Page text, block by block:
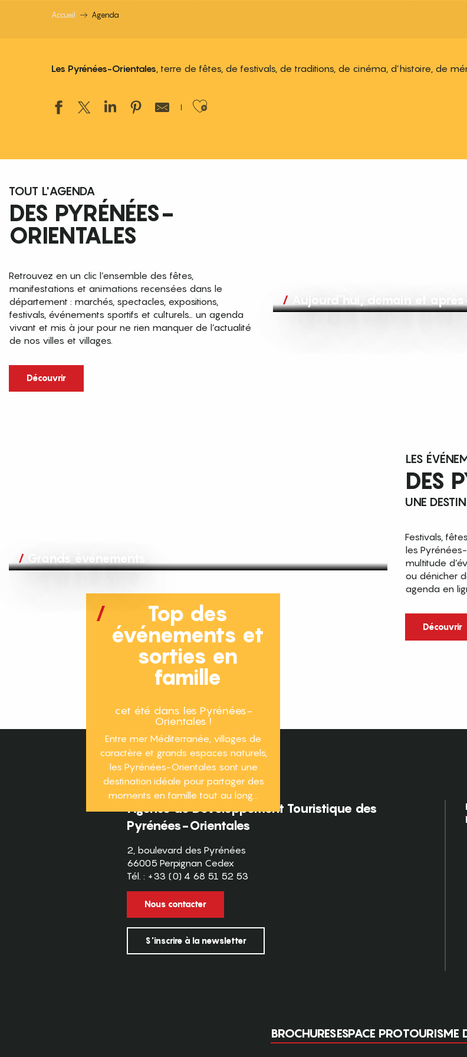
Accueil Agenda
Les Pyrénées-Orientales, terre de fêtes, de festivals, de traditions, de cinéma, d’histoire, de
Ajouter aux favoris
TOUT L'AGENDA
DES PYRÉNÉES-
ORIENTALES
Retrouvez en un clic l’ensemble des fêtes,
manifestations et animations recensées dans le
département : marchés, spectacles, expositions,
festivals, événements sportifs et culturels… un agenda
vivant et mis à jour pour ne rien manquer de l’actualité
de nos villes et villages.
Découvrir
Aujourd’hui, demain et
Grands événements
LES
DES
UNE
Festivals,
les
multitude
ou dénicher
agenda en
Découvrir
Top des
événements et
sorties en
famille
cet été dans les Pyrénées-
Orientales !
Entre mer Méditerranée, villages de
caractère et grands espaces naturels,
les Pyrénées-Orientales sont une
destination idéale pour partager des
moments en famille tout au long...
Agence de Développement Touristique des
Pyrénées-Orientales
2, boulevard des Pyrénées
66005 Perpignan Cedex
Tél. : +33 (0) 4 68 51 52 53
Nous contacter
S'inscrire à la newsletter
BROCHURESESPACE PROTOURISME